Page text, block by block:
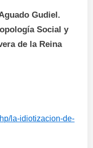
Gudiel.
Social y
de la Reina
la-idiotizacion-de-